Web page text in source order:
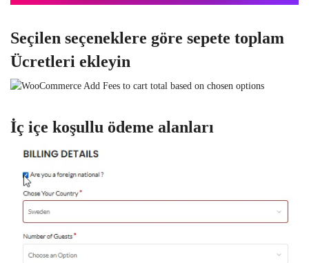
Seçilen seçeneklere göre sepete toplam
Ücretleri ekleyin
İç içe koşullu ödeme alanları